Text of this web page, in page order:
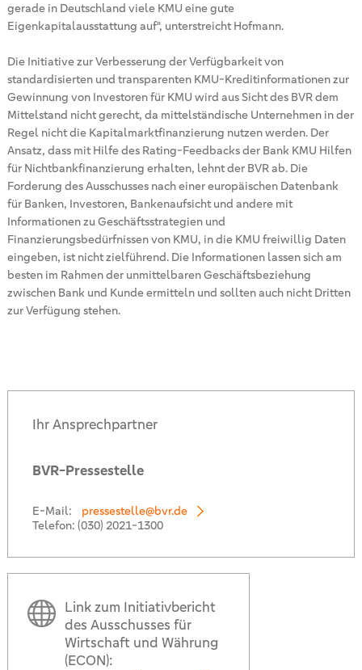
gerade in Deutschland viele KMU eine gute
Eigenkapitalausstattung auf", unterstreicht Hofmann.
Die Initiative zur Verbesserung der Verfügbarkeit von
standardisierten und transparenten KMU-Kreditinformationen zur
Gewinnung von Investoren für KMU wird aus Sicht des BVR dem
Mittelstand nicht gerecht, da mittelständische Unternehmen in der
Regel nicht die Kapitalmarktfinanzierung nutzen werden. Der
Ansatz, dass mit Hilfe des Rating-Feedbacks der Bank KMU Hilfen
für Nichtbankfinanzierung erhalten, lehnt der BVR ab. Die
Forderung des Ausschusses nach einer europäischen Datenbank
für Banken, Investoren, Bankenaufsicht und andere mit
Informationen zu Geschäftsstrategien und
Finanzierungsbedürfnissen von KMU, in die KMU freiwillig Daten
eingeben, ist nicht zielführend. Die Informationen lassen sich am
besten im Rahmen der unmittelbaren Geschäftsbeziehung
zwischen Bank und Kunde ermitteln und sollten auch nicht Dritten
zur Verfügung stehen.
Ihr Ansprechpartner
BVR-Pressestelle
E-Mail:
pressestelle@bvr.de
Telefon: (030) 2021-1300
Link zum Initiativbericht
des Ausschusses für
Wirtschaft und Währung
(ECON):